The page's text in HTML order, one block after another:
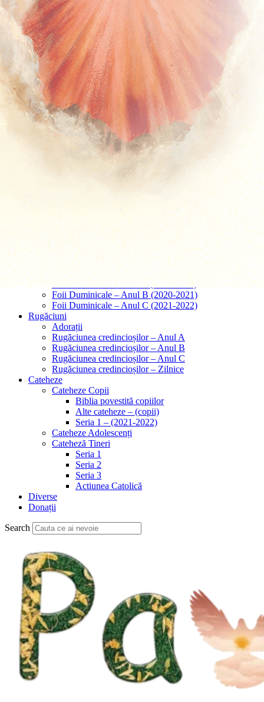
Timpul Pascal
Timpul de peste an – Anul 1
Timpul de peste an – Anul 2
Predici
Duminicale
Predici Duminicale (Anul A)
Predici Duminicale (Anul B)
Predici Duminicale (Anul C)
Zilnice
Advent
Crăciun
Postul Mare
Timpul Pascal
Timpul de peste an
Solemnități și Sărbători
Sacramente – Predici
Predici – Botezuri
Predici – Căsătorii
Predici – Înmormântări
Tematice
Papa Francisc
Cred in Isus Cristos
Cred în Dumnezeu
Predici – Taina Iubirii
Comentarii
Foii Duminicale
Foii Duminicale – Anul A (2019-2020)
Foii Duminicale – Anul B (2020-2021)
Foii Duminicale – Anul C (2021-2022)
Rugăciuni
Adorații
Rugăciunea credincioșilor – Anul A
Rugăciunea credincioșilor – Anul B
Rugăciunea credincioșilor – Anul C
Rugăciunea credincioșilor – Zilnice
Cateheze
Cateheze Copii
Biblia povestită copiilor
Alte cateheze – (copii)
Seria 1 – (2021-2022)
Cateheze Adolescenți
Cateheză Tineri
Seria 1
Seria 2
Seria 3
Actiunea Catolică
Diverse
Donații
Search